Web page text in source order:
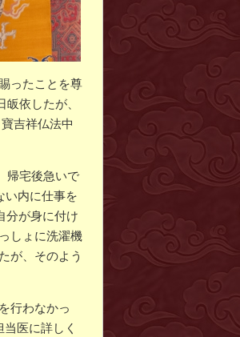
ったことを尊
依したが、
吉祥仏法中
帰宅後急いで
い内に仕事を
分が身に付け
しょに洗濯機
が、そのよう
行わなかっ
医に詳しく